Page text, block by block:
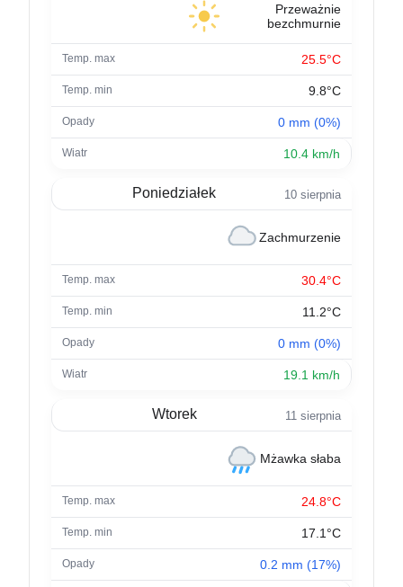
Przeważnie
bezchmurnie
25.5°C
9.8°C
0 mm (0%)
10.4 km/h
Poniedziałek 10 sierpnia
Zachmurzenie
30.4°C
11.2°C
0 mm (0%)
19.1 km/h
Wtorek 11 sierpnia
Mżawka słaba
24.8°C
17.1°C
0.2 mm (17%)